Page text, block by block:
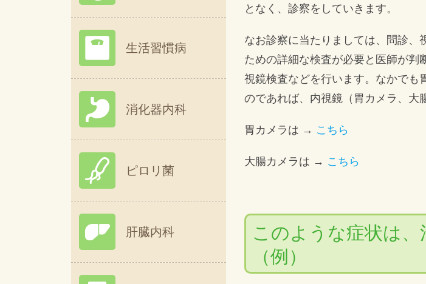
生活習慣病
消化器内科
ピロリ菌
肝臓内科
となく、診察をしていきます。
なお診察に当たりましては、問診、
ための詳細な検査が必要と医師が判
視鏡検査などを行います。なかでも
のであれば、内視鏡（胃カメラ、大
胃カメラは → こちら
大腸カメラは → こちら
このような症状は
（例）